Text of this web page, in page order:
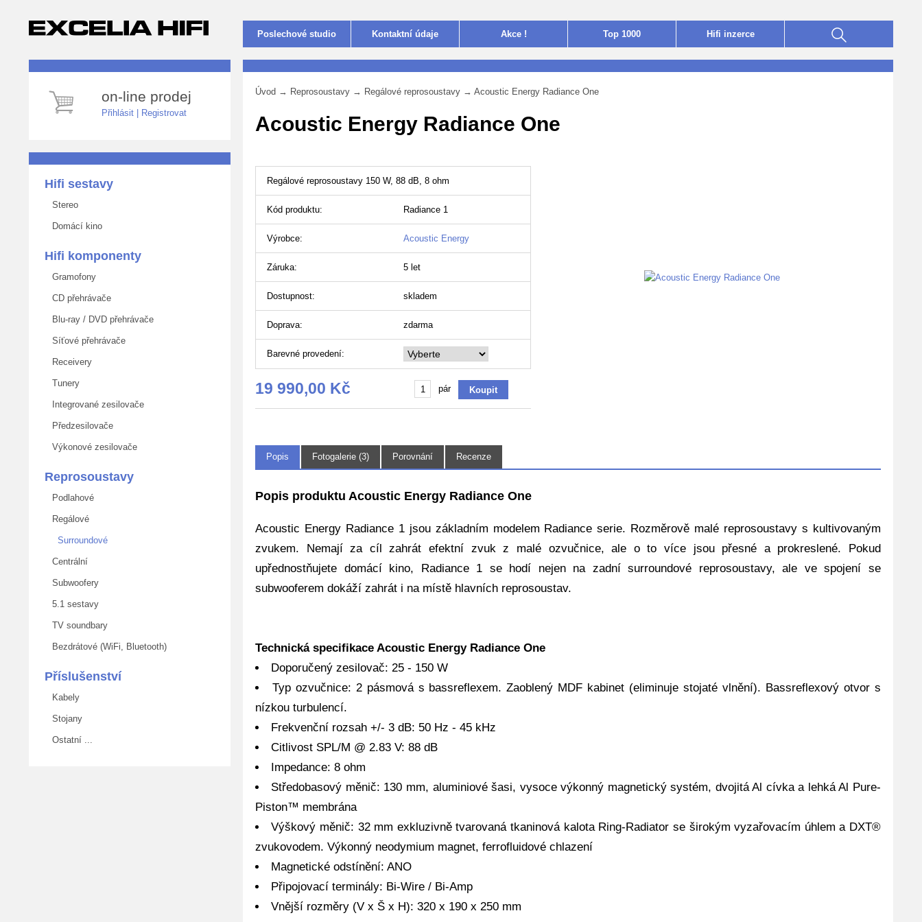
Poslechové studio Kontaktní údaje Akce ! Top 1000 Hifi inzerce
on-line prodej
Přihlásit Registrovat
Hifi sestavy
Stereo
Domácí kino
Hifi komponenty
Gramofony
CD přehrávače
Blu-ray / DVD přehrávače
Síťové přehrávače
Receivery
Tunery
Integrované zesilovače
Předzesilovače
Výkonové zesilovače
Reprosoustavy
Podlahové
Regálové
Surroundové
Centrální
Subwoofery
5.1 sestavy
TV soundbary
Bezdrátové (WiFi, Bluetooth)
Příslušenství
Kabely
Stojany
Ostatní ...
Úvod → Reprosoustavy → Regálové reprosoustavy → Acoustic Energy Radiance One
Acoustic Energy Radiance One
Regálové reprosoustavy 150 W, 88 dB, 8 ohm
Kód produktu: Radiance 1
Výrobce: Acoustic Energy
Záruka: 5 let
Dostupnost: skladem
Doprava: zdarma
Barevné provedení:
19 990,00 Kč pár
Popis Fotogalerie (3) Porovnání Recenze
Popis produktu Acoustic Energy Radiance One
Acoustic Energy Radiance 1 jsou základním modelem Radiance serie. Rozměrově malé reprosoustavy s kultivovaným
zvukem. Nemají za cíl zahrát efektní zvuk z malé ozvučnice, ale o to více jsou přesné a prokreslené. Pokud
upřednostňujete domácí kino, Radiance 1 se hodí nejen na zadní surroundové reprosoustavy, ale ve spojení se
subwooferem dokáží zahrát i na místě hlavních reprosoustav.
Technická specifikace Acoustic Energy Radiance One
Doporučený zesilovač: 25 - 150 W
Typ ozvučnice: 2 pásmová s bassreflexem. Zaoblený MDF kabinet (eliminuje stojaté vlnění). Bassreflexový otvor s
nízkou turbulencí.
Frekvenční rozsah +/- 3 dB: 50 Hz - 45 kHz
Citlivost SPL/M @ 2.83 V: 88 dB
Impedance: 8 ohm
Středobasový měnič: 130 mm, aluminiové šasi, vysoce výkonný magnetický systém, dvojitá Al cívka a lehká Al Pure-
Piston™ membrána
Výškový měnič: 32 mm exkluzivně tvarovaná tkaninová kalota Ring-Radiator se širokým vyzařovacím úhlem a DXT®
zvukovodem. Výkonný neodymium magnet, ferrofluidové chlazení
Magnetické odstínění: ANO
Připojovací terminály: Bi-Wire / Bi-Amp
Vnější rozměry (V x Š x H): 320 x 190 x 250 mm